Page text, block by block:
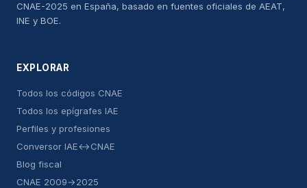
CNAE-2025 en España, basado en fuentes oficiales de AEAT,
INE y BOE.
EXPLORAR
Todos los códigos CNAE
Todos los epígrafes IAE
Perfiles y profesiones
Conversor IAE↔CNAE
Blog fiscal
CNAE 2009→2025